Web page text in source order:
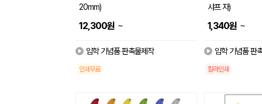
20mm)
12,300원 ~
입학 기념품 판촉물제작
인쇄무료
샤프 자)
1,340원 ~
입학 기념품 판
칼라인쇄